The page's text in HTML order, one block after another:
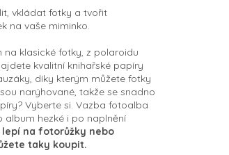
vkládat fotky a tvořit
na vaše miminko.
na klasické fotky, z polaroidu
kvalitní knihařské papíry
díky kterým můžete fotky
narýhované, takže se snadno
Vyberte si. Vazba fotoalba
album hezké i po naplnění
na fotorůžky nebo
taky koupit.